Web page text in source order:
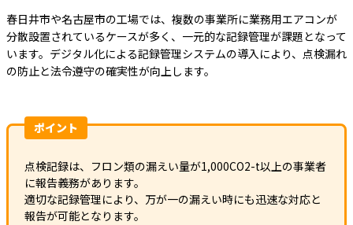
春日井市や名古屋市の工場では、複数の事業所に業務用エアコンが
分散設置されているケースが多く、一元的な記録管理が課題となって
います。デジタル化による記録管理システムの導入により、点検漏れ
の防止と法令遵守の確実性が向上します。
ポイント
点検記録は、フロン類の漏えい量が1,000CO2-t以上の事業者
に報告義務があります。
適切な記録管理により、万が一の漏えい時にも迅速な対応と
報告が可能となります。